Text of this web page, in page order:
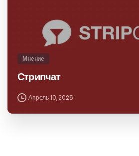
Мнение
Стрипчат
Апрель 10, 2025